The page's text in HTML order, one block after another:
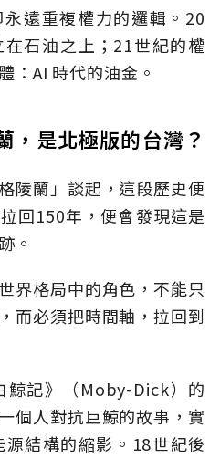
遠重複權力的邏輯。20
石油之上；21世紀的權
：AI 時代的油金。
，是北極版的台灣？
陵蘭」談起，這段歷史便
回150年，便會發現這是
。
界格局中的角色，不能只
而必須把時間軸，拉回到
鯨記》（Moby-Dick）的
個人對抗巨鯨的故事，實
結構的縮影。18世紀後